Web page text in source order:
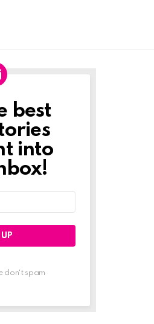
best
into
don't spam